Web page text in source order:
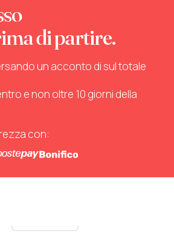
di partire.
un acconto di sul totale
e non oltre 10 giorni della
con: